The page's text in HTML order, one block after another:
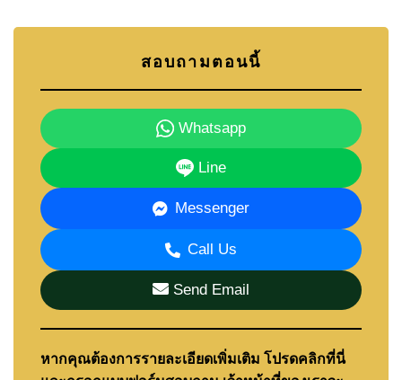
สอบถามตอนนี้
Whatsapp
Line
Messenger
Call Us
Send Email
หากคุณต้องการรายละเอียดเพิ่มเติม โปรดคลิกที่นี่